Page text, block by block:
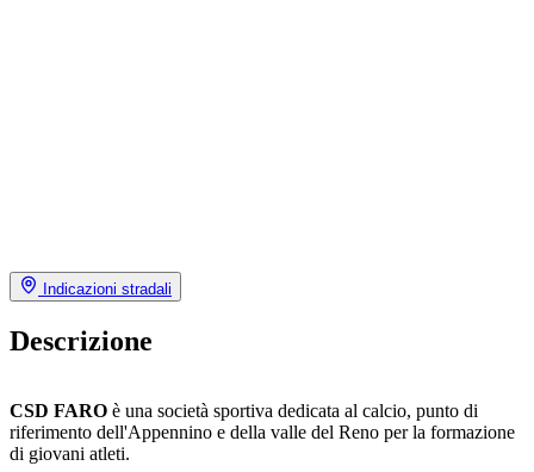
Indicazioni stradali
Descrizione
CSD FARO è una società sportiva dedicata al calcio, punto di
riferimento dell'Appennino e della valle del Reno per la formazione
di giovani atleti.